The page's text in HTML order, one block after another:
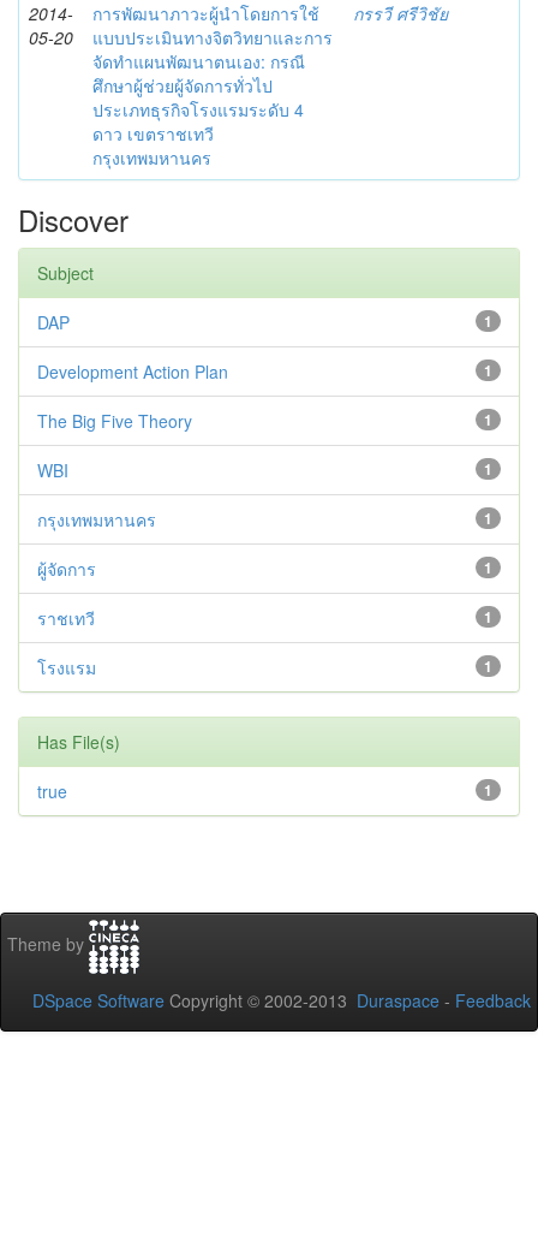
2014-
05-20
การพัฒนาภาวะผู้นำโดยการใช้
แบบประเมินทางจิตวิทยาและการ
จัดทำแผนพัฒนาตนเอง: กรณี
ศึกษาผู้ช่วยผู้จัดการทั่วไป
ประเภทธุรกิจโรงแรมระดับ 4
ดาว เขตราชเทวี
กรุงเทพมหานคร
กรรวี ศรีวิชัย
Discover
Subject
1
DAP
1
Development Action Plan
1
The Big Five Theory
1
WBI
1
กรุงเทพมหานคร
1
ผู้จัดการ
1
ราชเทวี
1
โรงแรม
Has File(s)
1
true
Theme by
DSpace Software Copyright © 2002-2013 Duraspace - Feedback